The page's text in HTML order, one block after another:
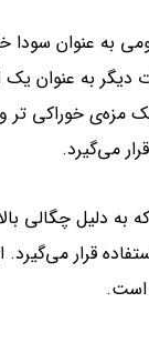
به عنوان سودا
به عنوان
مزه‌ی خوراکی
می‌گیرد.
چگالی